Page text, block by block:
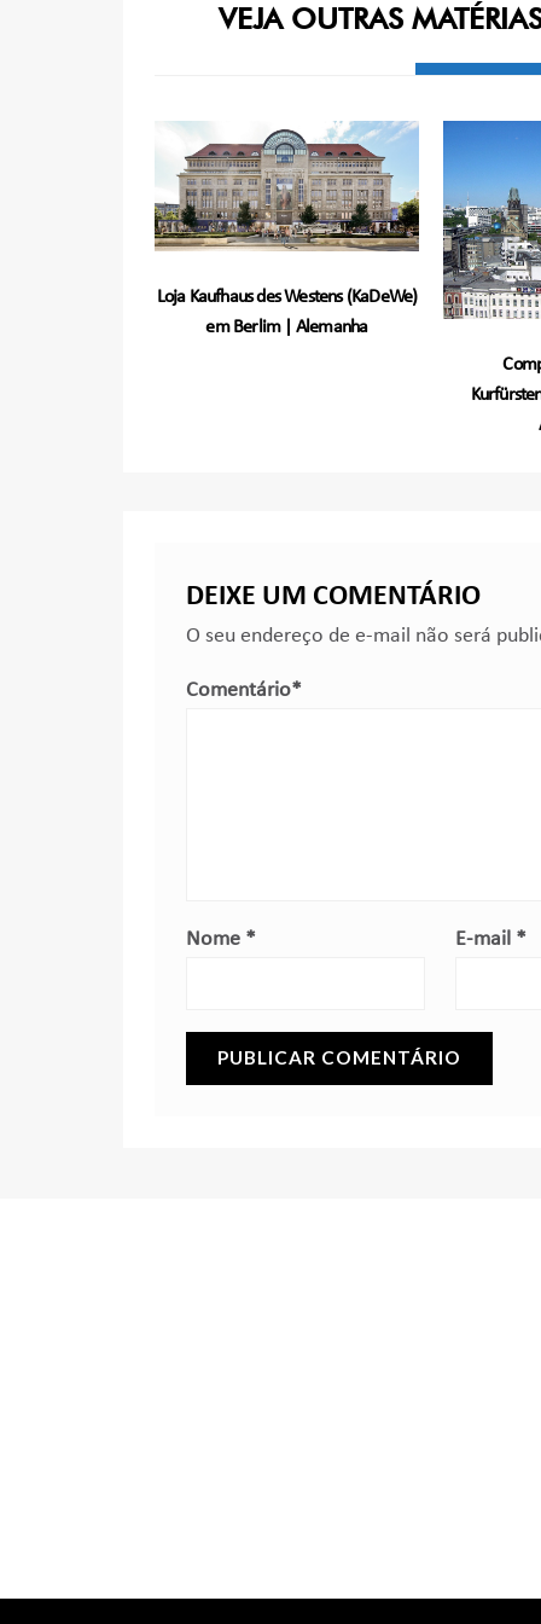
VEJA OUTRAS
Loja Kaufhaus des Westens (KaDeWe)
em Berlim | Alemanha
DEIXE UM COMENTÁRIO
O seu endereço de e-mail não será
Comentário*
Nome * E-mail *